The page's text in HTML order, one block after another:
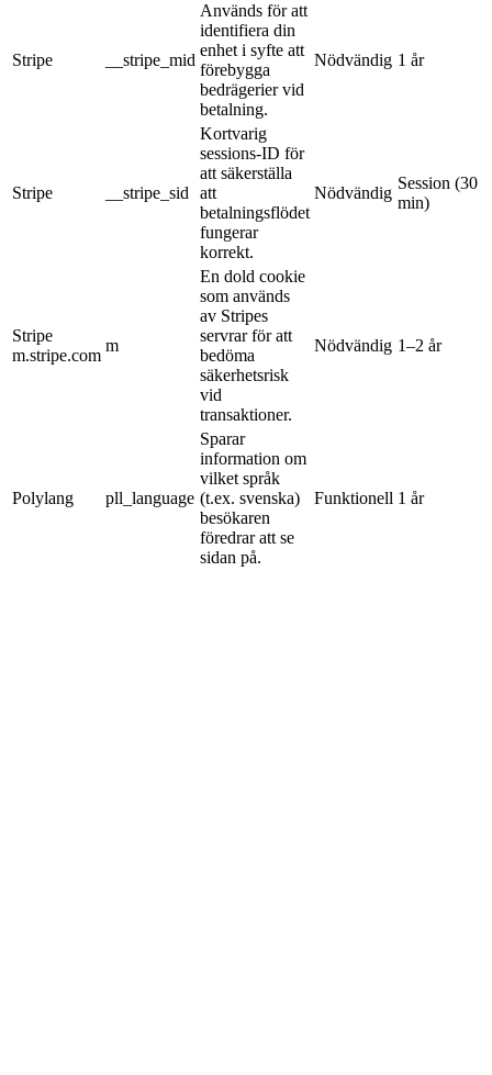
Stripe __stripe_mid
Används för att
identifiera din
enhet i syfte att
förebygga
bedrägerier vid
betalning.
Nödvändig 1 år
Stripe __stripe_sid
Kortvarig
sessions-ID för
att säkerställa
att
betalningsflödet
fungerar
korrekt.
Nödvändig
Session (30
min)
Stripe
m.stripe.com
m
En dold cookie
som används
av Stripes
servrar för att
bedöma
säkerhetsrisk
vid
transaktioner.
Nödvändig 1–2 år
Polylang pll_language
Sparar
information om
vilket språk
(t.ex. svenska)
besökaren
föredrar att se
sidan på.
Funktionell 1 år